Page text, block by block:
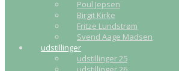
Poul Jepsen
Birgit Kirke
Fritze Lundstrøm
Svend Aage Madsen
udstillinger
udstillinger 25